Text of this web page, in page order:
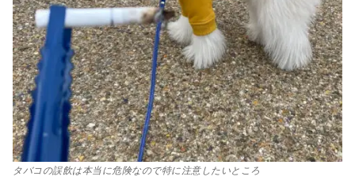
タバコの誤飲は本当に危険なので特に注意したいところ